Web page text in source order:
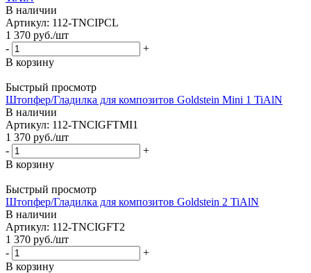
В наличии
Артикул: 112-TNCIPCL
1 370 руб./шт
-
+
В корзину
Быстрый просмотр
Штопфер/Гладилка для композитов Goldstein Mini 1 TiAlN
В наличии
Артикул: 112-TNCIGFTMI1
1 370 руб./шт
-
+
В корзину
Быстрый просмотр
Штопфер/Гладилка для композитов Goldstein 2 TiAlN
В наличии
Артикул: 112-TNCIGFT2
1 370 руб./шт
-
+
В корзину